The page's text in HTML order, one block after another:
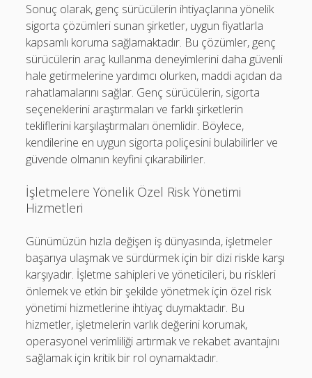
Sonuç olarak, genç sürücülerin ihtiyaçlarına yönelik
sigorta çözümleri sunan şirketler, uygun fiyatlarla
kapsamlı koruma sağlamaktadır. Bu çözümler, genç
sürücülerin araç kullanma deneyimlerini daha güvenli
hale getirmelerine yardımcı olurken, maddi açıdan da
rahatlamalarını sağlar. Genç sürücülerin, sigorta
seçeneklerini araştırmaları ve farklı şirketlerin
tekliflerini karşılaştırmaları önemlidir. Böylece,
kendilerine en uygun sigorta poliçesini bulabilirler ve
güvende olmanın keyfini çıkarabilirler.
İşletmelere Yönelik Özel Risk Yönetimi
Hizmetleri
Günümüzün hızla değişen iş dünyasında, işletmeler
başarıya ulaşmak ve sürdürmek için bir dizi riskle karşı
karşıyadır. İşletme sahipleri ve yöneticileri, bu riskleri
önlemek ve etkin bir şekilde yönetmek için özel risk
yönetimi hizmetlerine ihtiyaç duymaktadır. Bu
hizmetler, işletmelerin varlık değerini korumak,
operasyonel verimliliği artırmak ve rekabet avantajını
sağlamak için kritik bir rol oynamaktadır.